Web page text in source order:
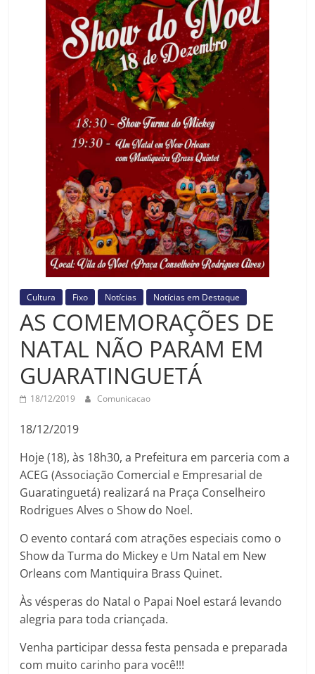
Prefeitura
Estância
Turística
Guaratinguetá
Cultura Fixo Notícias Notícias em Destaque
AS COMEMORAÇÕES DE
NATAL NÃO PARAM EM
GUARATINGUETÁ
18/12/2019 Comunicacao
18/12/2019
Hoje (18), às 18h30, a Prefeitura em parceria com a
ACEG (Associação Comercial e Empresarial de
Guaratinguetá) realizará na Praça Conselheiro
Rodrigues Alves o Show do Noel.
O evento contará com atrações especiais como o
Show da Turma do Mickey e Um Natal em New
Orleans com Mantiquira Brass Quinet.
Às vésperas do Natal o Papai Noel estará levando
alegria para toda criançada.
Venha participar dessa festa pensada e preparada
com muito carinho para você!!!